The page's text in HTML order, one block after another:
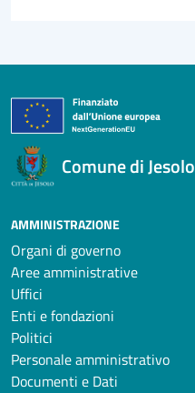
Comune di Jesolo
AMMINISTRAZIONE
Organi di governo
Aree amministrative
Uffici
Enti e fondazioni
Politici
Personale amministrativo
Documenti e Dati